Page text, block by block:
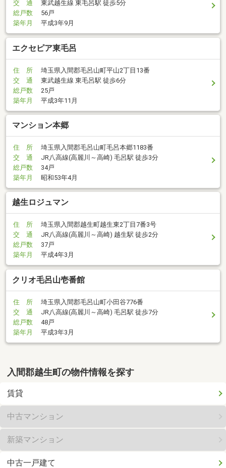
交 通
東武越生線 東毛呂駅 徒歩5分
総戸数
56戸
築年月
平成3年9月
エクセピア東毛呂
住 所
埼玉県入間郡毛呂山町平山2丁目13番
交 通
東武越生線 東毛呂駅 徒歩6分
総戸数
25戸
築年月
平成3年11月
マンション本郷
住 所
埼玉県入間郡毛呂山町毛呂本郷1183番
交 通
JR八高線(高麗川～高崎) 毛呂駅 徒歩3分
総戸数
34戸
築年月
昭和53年4月
越生ロジュマン
住 所
埼玉県入間郡越生町越生東2丁目7番3号
交 通
JR八高線(高麗川～高崎) 越生駅 徒歩2分
総戸数
37戸
築年月
平成4年3月
クリオ毛呂山壱番館
住 所
埼玉県入間郡毛呂山町小田谷776番
交 通
JR八高線(高麗川～高崎) 毛呂駅 徒歩7分
総戸数
48戸
築年月
平成3年3月
入間郡越生町の物件情報を探す
賃貸
中古マンション
新築マンション
中古一戸建て